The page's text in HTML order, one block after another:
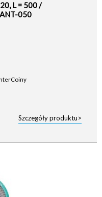
L = 500 /
050
Szczegóły produktu>